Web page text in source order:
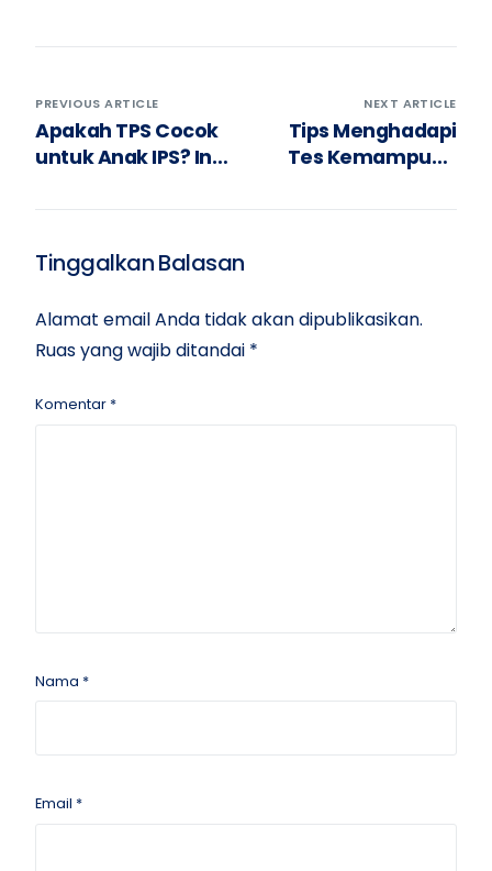
PREVIOUS ARTICLE
Apakah TPS Cocok
untuk Anak IPS? Ini
NEXT ARTICLE
Tips Menghadapi
Tes Kemampuan
Tinggalkan Balasan
Alamat email Anda tidak akan dipublikasikan.
Ruas yang wajib ditandai *
Komentar *
Nama *
Email *